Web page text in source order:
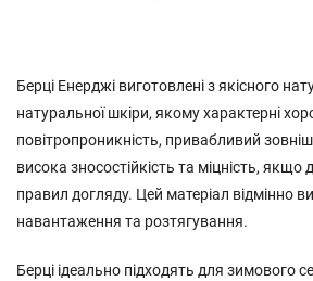
Берці Енерджі виготовлені з якісного
натуральної шкіри, якому характерні
повітропроникність, привабливий
висока зносостійкість та міцність, якщо
правил догляду. Цей матеріал відмінно
навантаження та розтягування.
Берці ідеально підходять для зимового